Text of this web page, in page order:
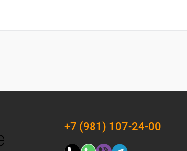
+7 (981) 107-24-00